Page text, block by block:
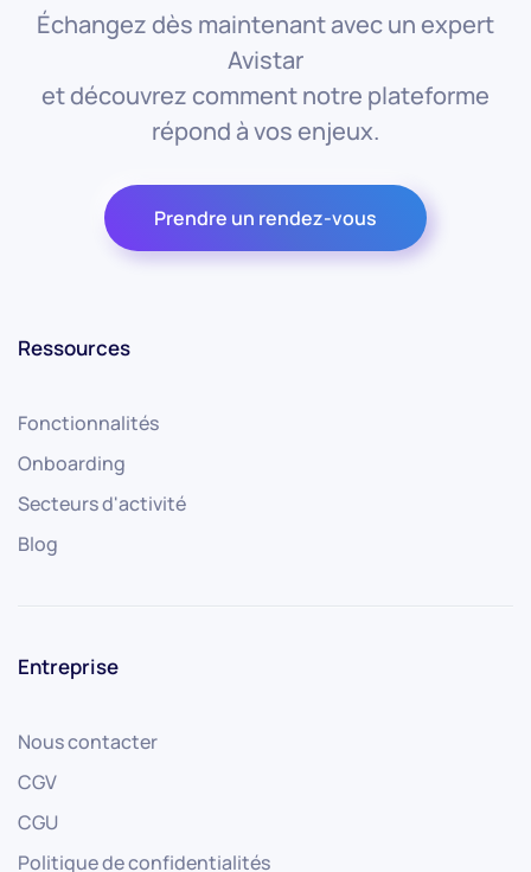
Échangez dès maintenant avec un expert
Avistar
et découvrez comment notre plateforme
répond à vos enjeux.
Prendre un rendez-vous
Ressources
Fonctionnalités
Onboarding
Secteurs d'activité
Blog
Entreprise
Nous contacter
CGV
CGU
Politique de confidentialités